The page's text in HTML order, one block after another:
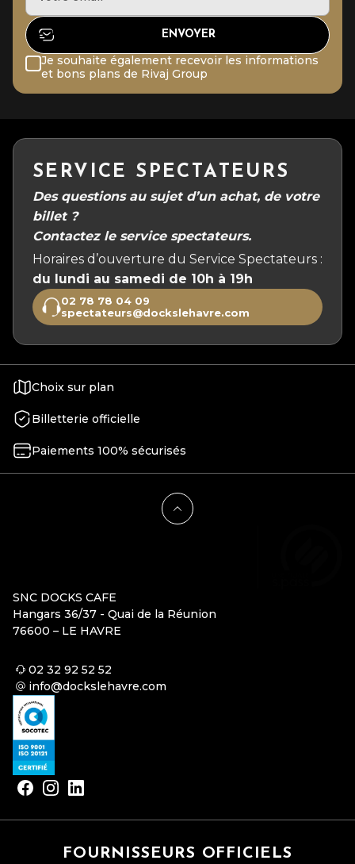
Je souhaite également recevoir les informations
et bons plans de Rivaj Group
SERVICE SPECTATEURS
Des questions au sujet d’un achat, de votre
billet ?
Contactez le service spectateurs.
Horaires d’ouverture du Service Spectateurs :
du lundi au samedi de 10h à 19h
02 78 78 04 09
spectateurs@dockslehavre.com
Choix sur plan
Billetterie officielle
Paiements 100% sécurisés
SNC DOCKS CAFE
Hangars 36/37 - Quai de la Réunion
76600 – LE HAVRE
02 32 92 52 52
info@dockslehavre.com
FOURNISSEURS OFFICIELS